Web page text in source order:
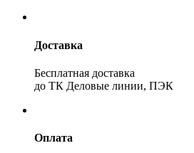
Доставка
Бесплатная доставка
до ТК Деловые линии, ПЭК
Оплата